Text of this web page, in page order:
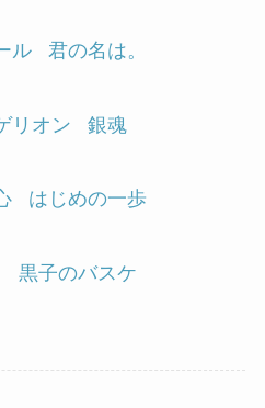
ル 君の名は。
リオン 銀魂
はじめの一歩
黒子のバスケ